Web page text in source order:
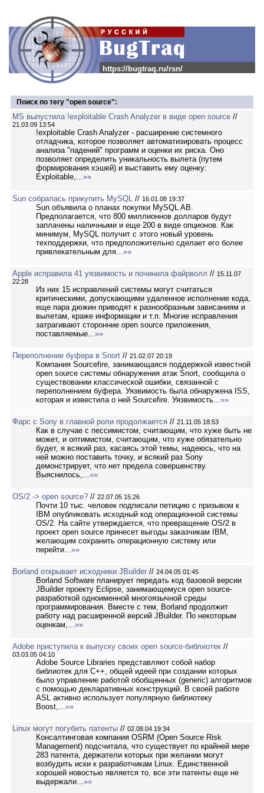
https://bugtraq.ru/rsn/
Поиск по тегу "open source":
MS выпустила !exploitable Crash Analyzer в виде open source //
21.03.09 13:54
!exploitable Crash Analyzer - расширение системного
отладчика, которое позволяет автоматизировать процесс
анализа "падений" программ и оценки их риска. Оно
позволяет определить уникальность вылета (путем
формирования хэшей) и выставить ему оценку:
Exploitable,...»»
Sun собралась прикупить MySQL // 16.01.08 19:37
Sun объявила о планах покупки MySQL AB.
Предполагается, что 800 миллионнов долларов будут
заплачены наличными и еще 200 в виде опционов. Как
минимум, MySQL получит с этого новый уровень
техподдержки, что предположительно сделает его более
привлекательным для...»»
Apple исправила 41 уязвимость и починила файрволл // 15.11.07
22:28
Из них 15 исправлений системы могут считаться
критическими, допускающими удаленное исполнение кода,
еще пара дюжин приводят к разнообразным зависаниям и
вылетам, краже информации и т.п. Многие исправления
затрагивают сторонние open source приложения,
поставляемые...»»
Переполнение буфера в Snort // 21.02.07 20:19
Компания Sourcefire, занимающаяся поддержкой известной
open source системы обнаружения атак Snort, сообщила о
существовании классической ошибки, связанной с
переполнением буфера. Уязвимость была обнаружена ISS,
которая и известила о ней Sourcefire. Уязвимость...»»
Фарс с Sony в главной роли продолжается // 21.11.05 18:53
Как в случае с пессимистом, считающим, что хуже быть не
может, и оптимистом, считающим, что хуже обязательно
будет, я всякий раз, касаясь этой темы, надеюсь, что на
ней можно поставить точку, и всякий раз Sony
демонстрирует, что нет предела совершенству.
Выяснилось,...»»
OS/2 -> open source? // 22.07.05 15:26
Почти 10 тыс. человек подписали петицию с призывом к
IBM опубликовать исходный код операционной системы
OS/2. На сайте утверждается, что превращение OS/2 в
проект open source принесет выгоды заказчикам IBM,
желающим сохранить операционную систему или
перейти...»»
Borland открывает исходники JBuilder // 24.04.05 01:45
Borland Software планирует передать код базовой версии
JBuilder проекту Eclipse, занимающемуся open source-
разработкой одноименной многоязычной среды
программирования. Вместе с тем, Borland продолжит
работу над расширенной версий JBuilder. По некоторым
оценкам,...»»
Adobe приступила к выпуску своих open source-библиотек //
03.03.05 04:10
Adobe Source Libraries представляют собой набор
библиотек для С++, общей идеей при создании которых
было управление работой обобщенных (generic) алгоритмов
с помощью декларативных конструкций. В своей работе
ASL активно использует популярную библиотеку
Boost,...»»
Linux могут погубить патенты // 02.08.04 19:34
Консалтинговая компания OSRM (Open Source Risk
Management) подсчитала, что существует по крайней мере
283 патента, держатели которых при желании могут
возбудить иски к разработчикам Linux. Единственной
хорошей новостью является то, все эти патенты еще не
выдержали...»»